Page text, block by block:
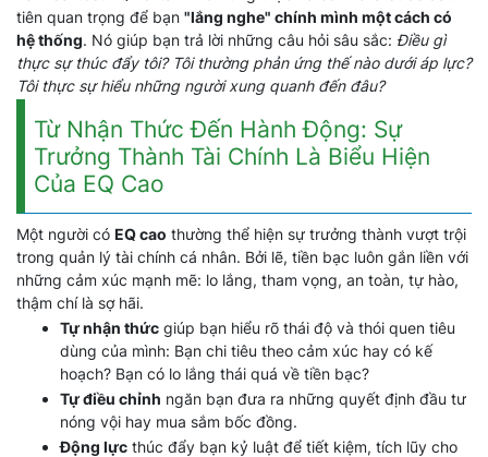
tiên quan trọng để bạn "lắng nghe" chính mình một cách có
hệ thống. Nó giúp bạn trả lời những câu hỏi sâu sắc: Điều gì
thực sự thúc đẩy tôi? Tôi thường phản ứng thế nào dưới áp lực?
Tôi thực sự hiểu những người xung quanh đến đâu?
Từ Nhận Thức Đến Hành Động: Sự
Trưởng Thành Tài Chính Là Biểu Hiện
Của EQ Cao
Một người có EQ cao thường thể hiện sự trưởng thành vượt trội
trong quản lý tài chính cá nhân. Bởi lẽ, tiền bạc luôn gắn liền với
những cảm xúc mạnh mẽ: lo lắng, tham vọng, an toàn, tự hào,
thậm chí là sợ hãi.
Tự nhận thức giúp bạn hiểu rõ thái độ và thói quen tiêu
dùng của mình: Bạn chi tiêu theo cảm xúc hay có kế
hoạch? Bạn có lo lắng thái quá về tiền bạc?
Tự điều chỉnh ngăn bạn đưa ra những quyết định đầu tư
nóng vội hay mua sắm bốc đồng.
Động lực thúc đẩy bạn kỷ luật để tiết kiệm, tích lũy cho